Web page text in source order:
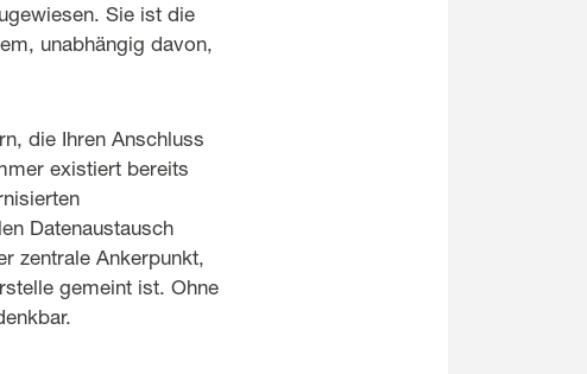
Sie ist die
unabhängig davon,
die Ihren Anschluss
existiert bereits
Datenaustausch
zentrale Ankerpunkt,
gemeint ist. Ohne